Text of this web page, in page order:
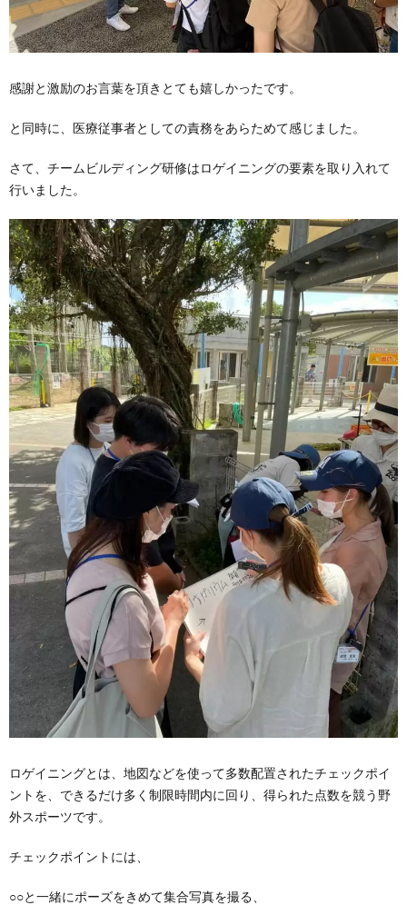
感謝と激励のお言葉を頂きとても嬉しかったです。
と同時に、医療従事者としての責務をあらためて感じました。
さて、チームビルディング研修はロゲイニングの要素を取り入れて
行いました。
ロゲイニングとは、地図などを使って多数配置されたチェックポイ
ントを、できるだけ多く制限時間内に回り、得られた点数を競う野
外スポーツです。
チェックポイントには、
○○と一緒にポーズをきめて集合写真を撮る、